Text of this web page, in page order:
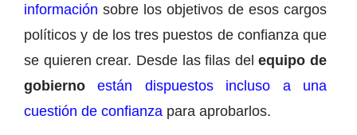
información sobre los objetivos de esos cargos
políticos y de los tres puestos de confianza que
se quieren crear. Desde las filas delequipo de
gobiernoestán dispuestos incluso a una
cuestión de confianza para aprobarlos.